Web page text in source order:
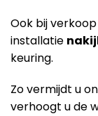
Ook bij
installatie
keuring.
Zo vermijdt u
verhoogt u de